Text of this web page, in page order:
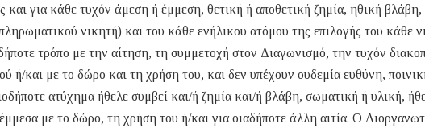
για κάθε τυχόν άμεση ή έμμεση, θετική ή αποθετική ζημία, ηθική βλάβη,
νικητή) και του κάθε ενήλικου ατόμου της επιλογής του κάθε
τρόπο με την αίτηση, τη συμμετοχή στον Διαγωνισμό, την τυχόν
ή/και με το δώρο και τη χρήση του, και δεν υπέχουν ουδεμία ευθύνη,
ατύχημα ήθελε συμβεί και/ή ζημία και/ή βλάβη, σωματική ή υλική,
με το δώρο, τη χρήση του ή/και για οιαδήποτε άλλη αιτία. Ο